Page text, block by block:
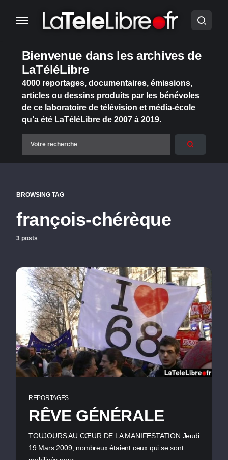
Bienvenue dans les archives de
LaTéléLibre
4000 reportages, documentaires, émissions,
articles ou dessins produits par les bénévoles
de ce laboratoire de télévision et média-école
qu’a été LaTéléLibre de 2007 à 2019.
BROWSING TAG
françois-chérèque
3 posts
REPORTAGES
RÊVE GÉNÉRALE
TOUJOURS AU CŒUR DE LA MANIFESTATION Jeudi
19 Mars 2009, nombreux étaient ceux qui se sont